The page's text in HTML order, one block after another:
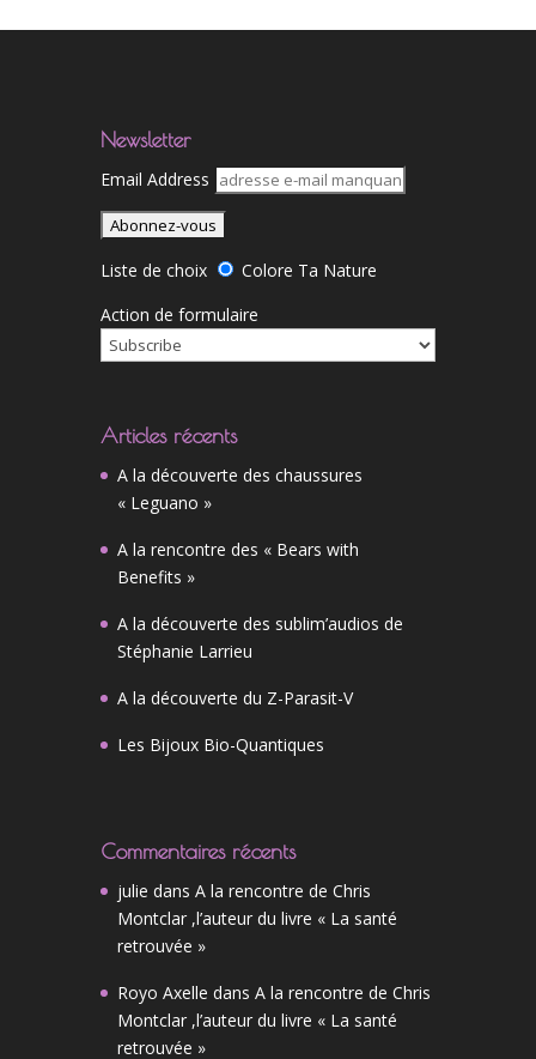
Newsletter
Email Address
Liste de choix
Colore Ta Nature
Action de formulaire
Articles récents
A la découverte des chaussures
« Leguano »
A la rencontre des « Bears with
Benefits »
A la découverte des sublim’audios de
Stéphanie Larrieu
A la découverte du Z-Parasit-V
Les Bijoux Bio-Quantiques
Commentaires récents
julie dans A la rencontre de Chris
Montclar ,l’auteur du livre « La santé
retrouvée »
Royo Axelle dans A la rencontre de Chris
Montclar ,l’auteur du livre « La santé
retrouvée »